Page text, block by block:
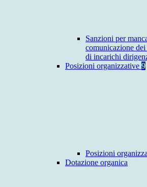
Sanzioni per
comunicazione
di incarichi
Posizioni organizzative 9
Posizioni
Dotazione organica